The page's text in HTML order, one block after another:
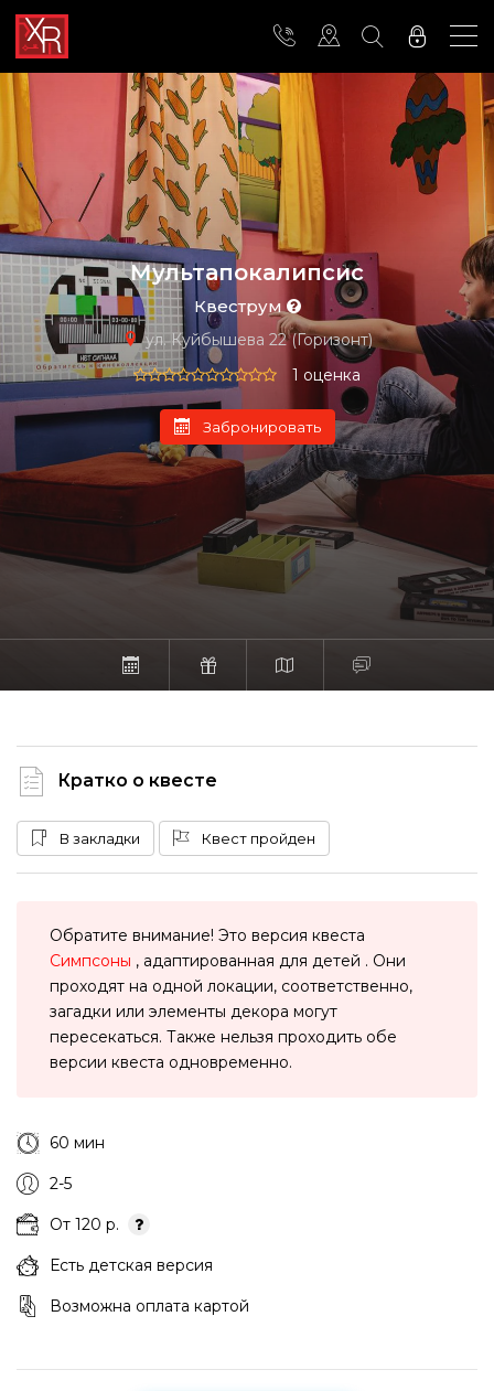
Мультапокалипсис
Квеструм
ул. Куйбышева 22 (Горизонт)
1 оценка
Забронировать
Кратко о квесте
В закладки Квест пройден
Обратите внимание! Это версия квеста
Симпсоны , адаптированная для детей . Они
проходят на одной локации, соответственно,
загадки или элементы декора могут
пересекаться. Также нельзя проходить обе
версии квеста одновременно.
60 мин
2-5
От 120 р.
Есть детская версия
Возможна оплата картой